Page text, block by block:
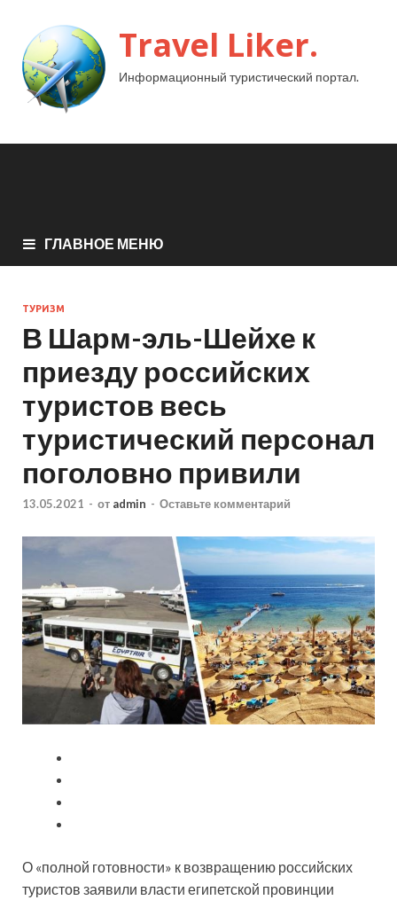
Travel Liker.
Информационный туристический портал.
ГЛАВНОЕ МЕНЮ
ТУРИЗМ
В Шарм-эль-Шейхе к
приезду российских
туристов весь
туристический персонал
поголовно привили
13.05.2021 - от admin - Оставьте комментарий
О «полной готовности» к возвращению российских
туристов заявили власти египетской провинции